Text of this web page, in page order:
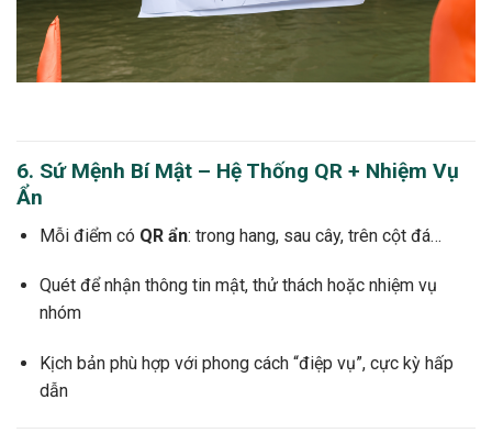
6. Sứ Mệnh Bí Mật – Hệ Thống QR + Nhiệm Vụ
Ẩn
Mỗi điểm có QR ẩn: trong hang, sau cây, trên cột đá…
Quét để nhận thông tin mật, thử thách hoặc nhiệm vụ
nhóm
Kịch bản phù hợp với phong cách “điệp vụ”, cực kỳ hấp
dẫn